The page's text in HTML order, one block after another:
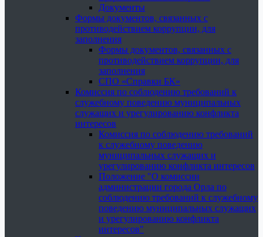
Документы
Формы документов, связанных с
противодействием коррупции, для
заполнения
Формы документов, связанных с
противодействием коррупции, для
заполнения
СПО «Справки БК»
Комиссия по соблюдению требований к
служебному поведению муниципальных
служащих и урегулированию конфликта
интересов
Комиссия по соблюдению требований
к служебному поведению
муниципальных служащих и
урегулированию конфликта интересов
Положение "О комиссии
администрации города Орла по
соблюдению требований к служебному
поведению муниципальных служащих
и урегулированию конфликта
интересов"